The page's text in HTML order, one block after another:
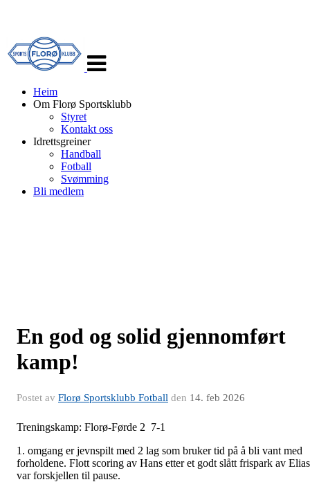
navigasjon
Heim
Om Florø Sportsklubb
Styret
Kontakt oss
Idrettsgreiner
Handball
Fotball
Svømming
Bli medlem
En god og solid gjennomført
kamp!
Postet av Florø Sportsklubb Fotball den 14. feb 2026
Treningskamp: Florø-Førde 2 7-1
1. omgang er jevnspilt med 2 lag som bruker tid på å bli vant med
forholdene. Flott scoring av Hans etter et godt slått frispark av Elias
var forskjellen til pause.